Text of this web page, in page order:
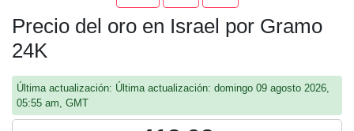
Precio del oro en Israel por Gramo
24K
Última actualización: Última actualización: domingo 09 agosto 2026,
05:55 am, GMT